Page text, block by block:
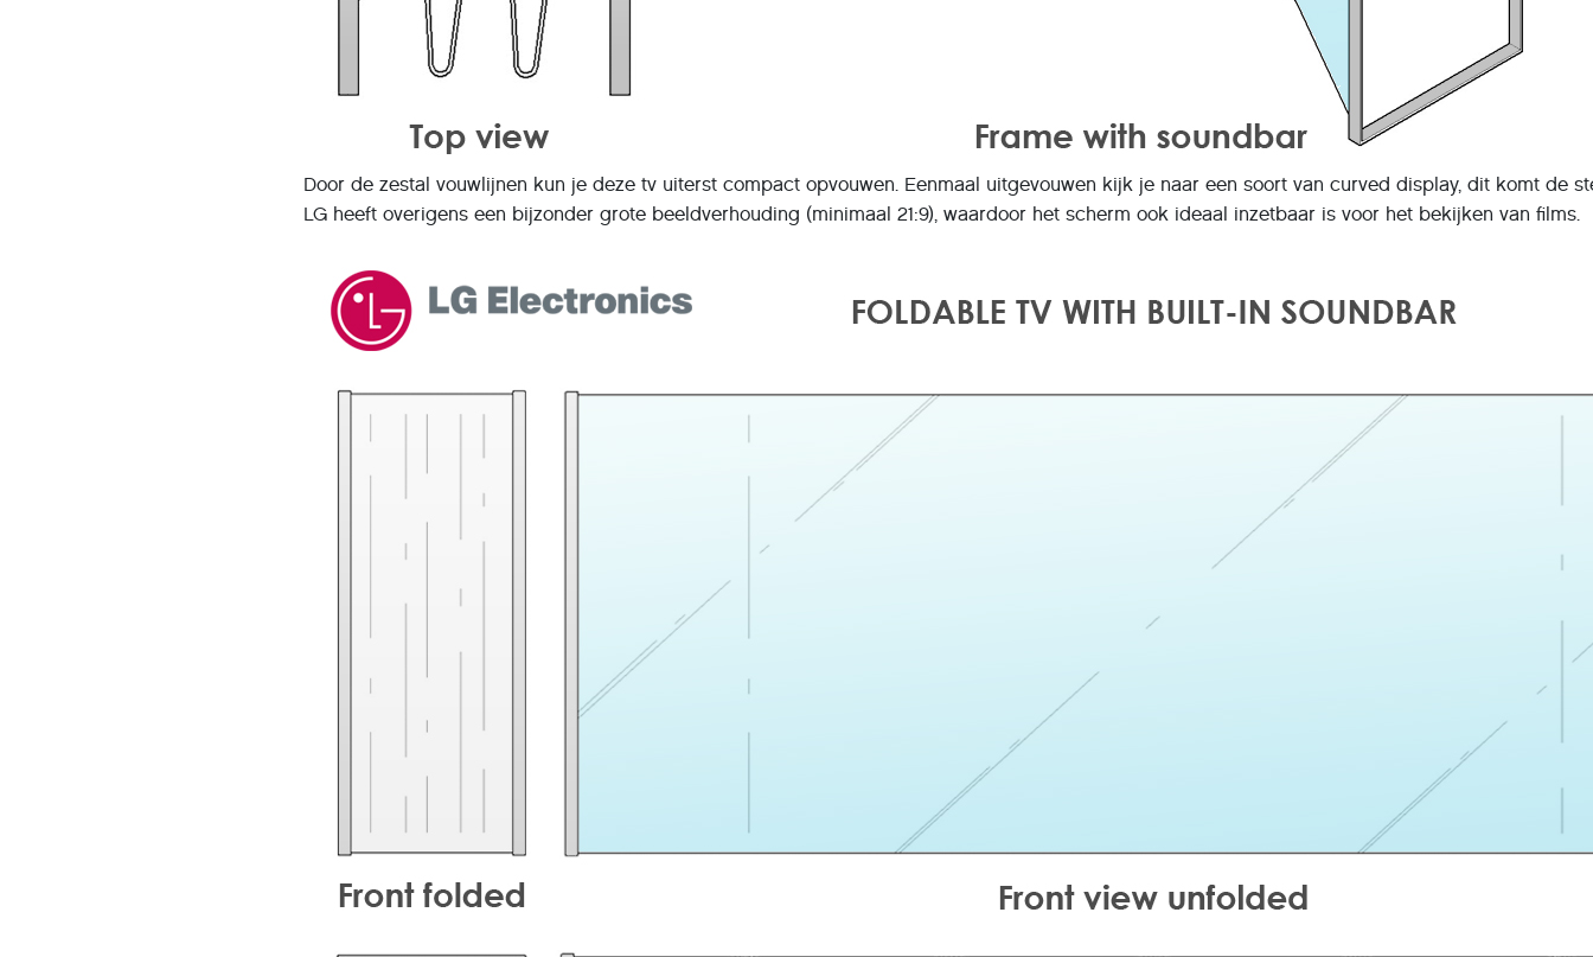
Door de zestal vouwlijnen kun je deze tv uiterst compact opvouwen. Eenmaal uitgevouwen kijk je naar een soort van curved display, dit komt de
LG heeft overigens een bijzonder grote beeldverhouding (minimaal 21:9), waardoor het scherm ook ideaal inzetbaar is voor het bekijken van films.